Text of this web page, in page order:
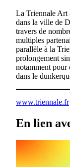
La Triennale Art
dans la ville de
travers de
multiples
parallèle à la
prolongement
notamment pour
dans le
www.triennale.fr
En lien